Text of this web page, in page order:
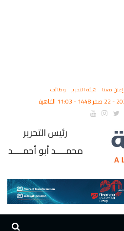
إعلن معنا هيئة التحرير وظائف
رئيس التحرير
محمــــد أبو أحمــــد